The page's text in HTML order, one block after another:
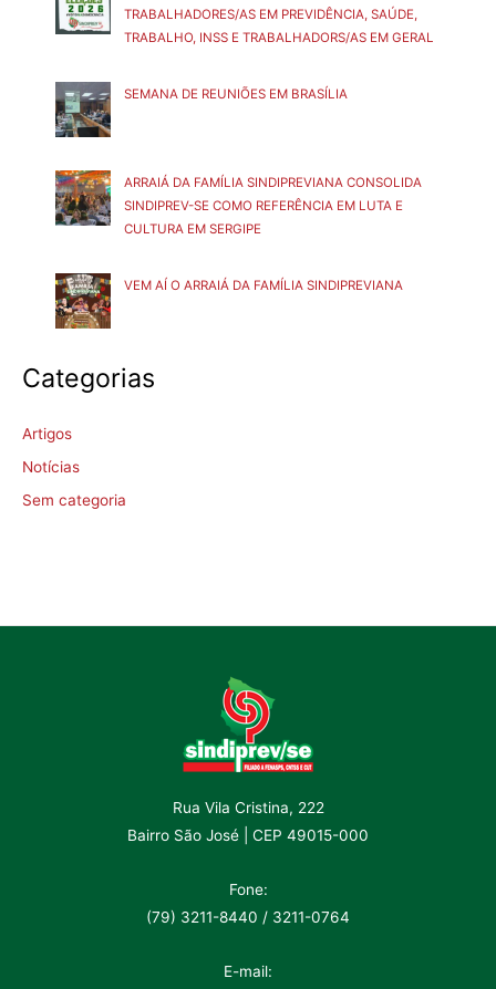
TRABALHADORES/AS EM PREVIDÊNCIA, SAÚDE,
TRABALHO, INSS E TRABALHADORS/AS EM GERAL
SEMANA DE REUNIÕES EM BRASÍLIA
ARRAIÁ DA FAMÍLIA SINDIPREVIANA CONSOLIDA
SINDIPREV-SE COMO REFERÊNCIA EM LUTA E
CULTURA EM SERGIPE
VEM AÍ O ARRAIÁ DA FAMÍLIA SINDIPREVIANA
Categorias
Artigos
Notícias
Sem categoria
Rua Vila Cristina, 222
Bairro São José | CEP 49015-000
Fone:
(79) 3211-8440 / 3211-0764
E-mail: